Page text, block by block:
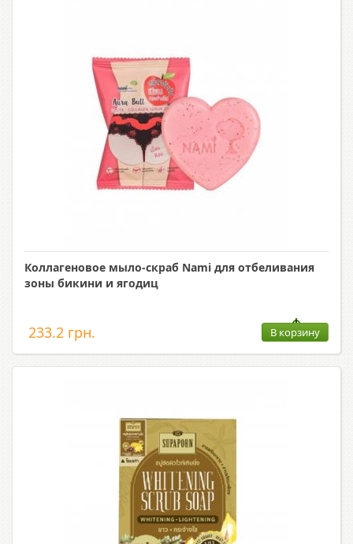
Коллагеновое мыло-скраб Nami для отбеливания
зоны бикини и ягодиц
233.2 грн. В корзину